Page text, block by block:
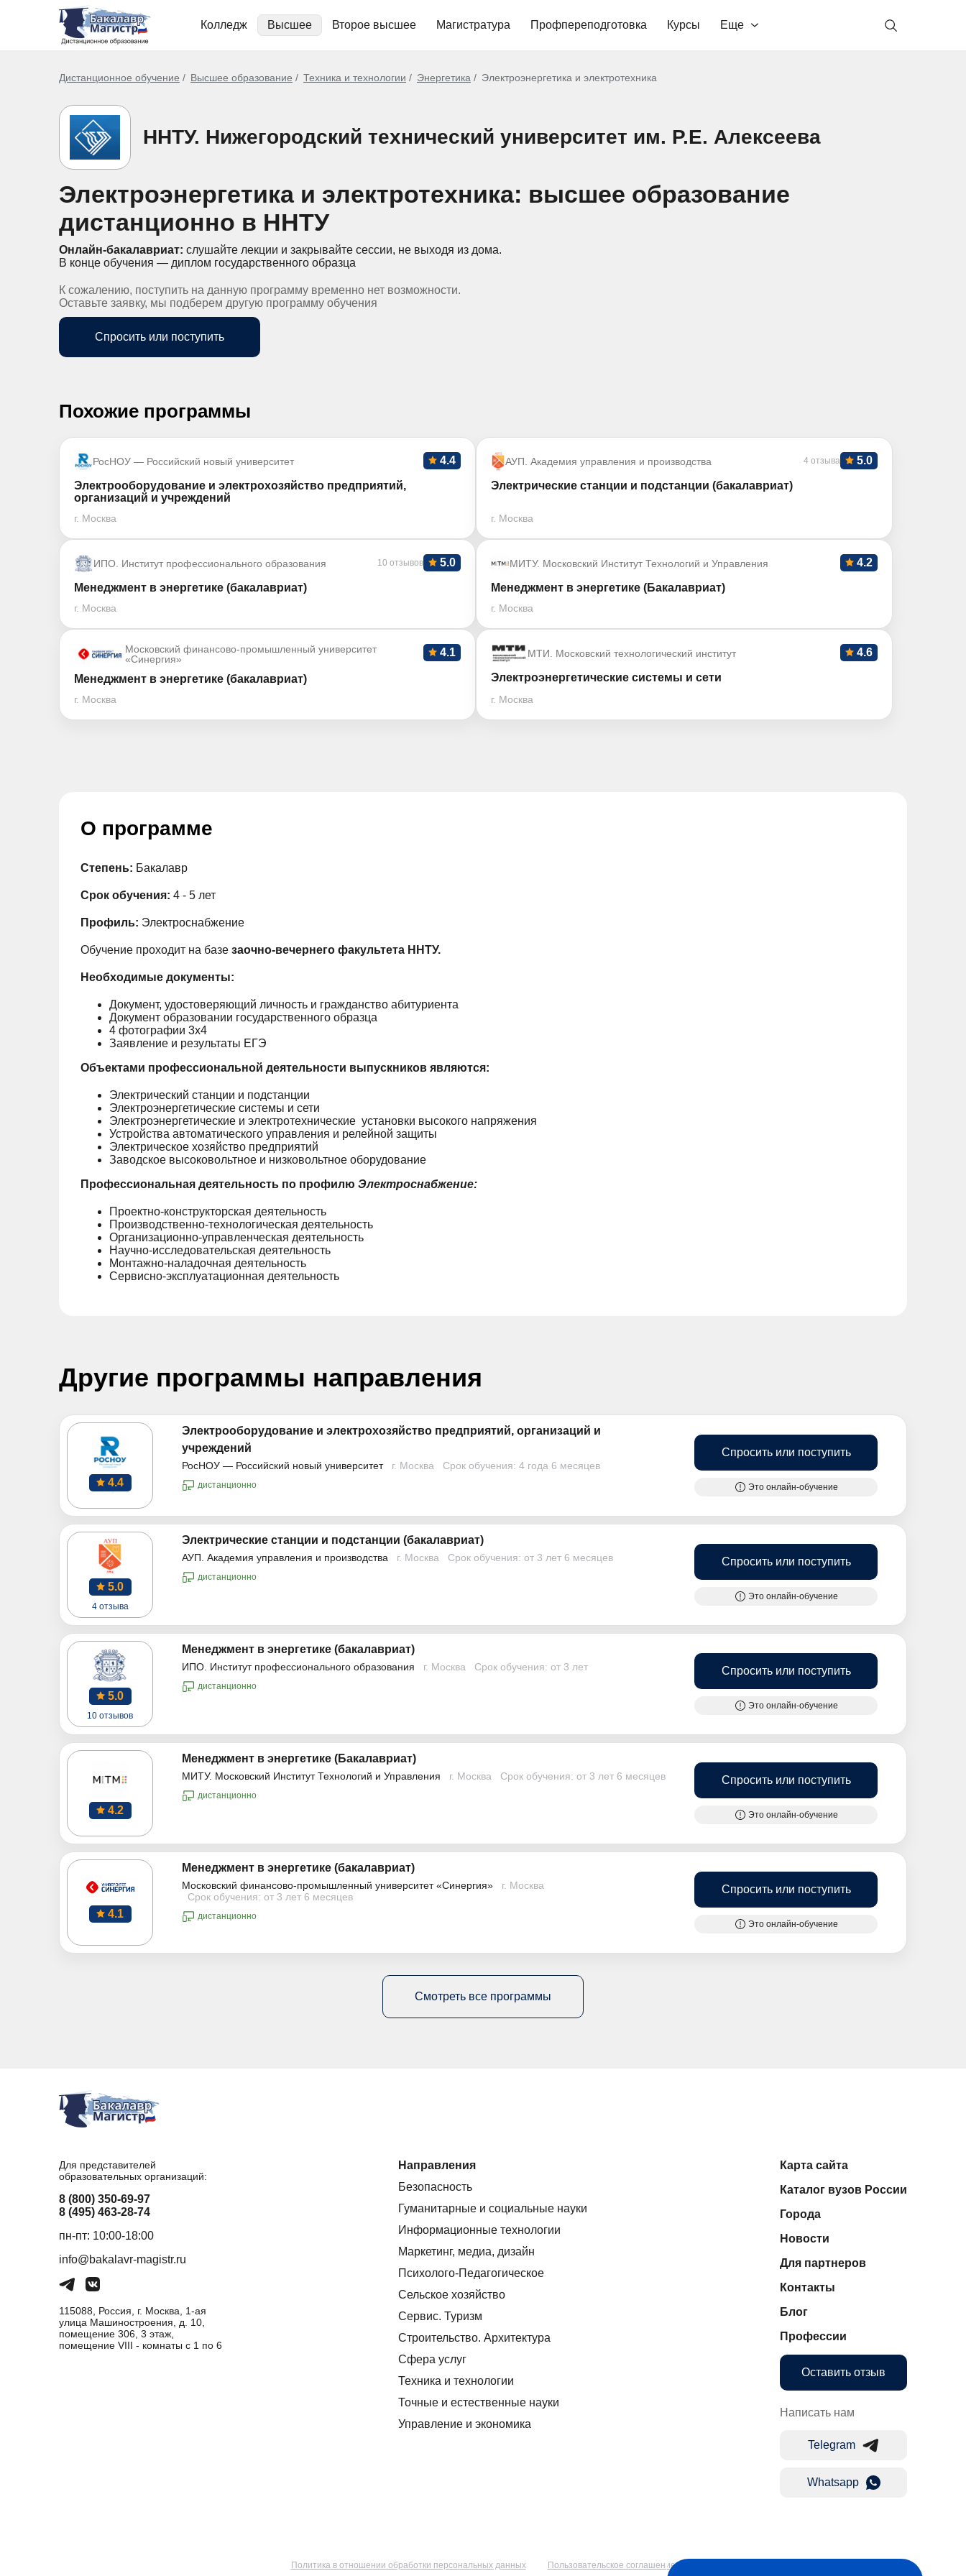
Колледж Высшее Второе высшее Магистратура Профпереподготовка Курсы Еще
Дистанционное обучение Высшее образование Техника и технологии Энергетика Электроэнергетика и электротехника
ННТУ. Нижегородский технический университет им. Р.Е. Алексеева
Электроэнергетика и электротехника: высшее образование
дистанционно в ННТУ
Онлайн-бакалавриат: слушайте лекции и закрывайте сессии, не выходя из дома.
В конце обучения — диплом государственного образца
К сожалению, поступить на данную программу временно нет возможности.
Оставьте заявку, мы подберем другую программу обучения
Спросить или поступить
Похожие программы
РосНОУ — Российский новый университет 4.4
Электрооборудование и электрохозяйство предприятий,
организаций и учреждений
г. Москва
АУП. Академия управления и производства 4 отзыва 5.0
Электрические станции и подстанции (бакалавриат)
г. Москва
ИПО. Институт профессионального образования 10 отзывов 5.0
Менеджмент в энергетике (бакалавриат)
г. Москва
МИТУ. Московский Институт Технологий и Управления 4.2
Менеджмент в энергетике (Бакалавриат)
г. Москва
Московский финансово-промышленный университет
«Синергия»
4.1
Менеджмент в энергетике (бакалавриат)
г. Москва
МТИ. Московский технологический институт 4.6
Электроэнергетические системы и сети
г. Москва
О программе
Степень: Бакалавр
Срок обучения: 4 - 5 лет
Профиль: Электроснабжение
Обучение проходит на базе заочно-вечернего факультета ННТУ.
Необходимые документы:
Документ, удостоверяющий личность и гражданство абитуриента
Документ образовании государственного образца
4 фотографии 3х4
Заявление и результаты ЕГЭ
Объектами профессиональной деятельности выпускников являются:
Электрический станции и подстанции
Электроэнергетические системы и сети
Электроэнергетические и электротехнические установки высокого напряжения
Устройства автоматического управления и релейной защиты
Электрическое хозяйство предприятий
Заводское высоковольтное и низковольтное оборудование
Профессиональная деятельность по профилю Электроснабжение:
Проектно-конструкторская деятельность
Производственно-технологическая деятельность
Организационно-управленческая деятельность
Научно-исследовательская деятельность
Монтажно-наладочная деятельность
Сервисно-эксплуатационная деятельность
Другие программы направления
4.4
Электрооборудование и электрохозяйство предприятий, организаций и
учреждений
РосНОУ — Российский новый университет г. Москва Срок обучения: 4 года 6 месяцев
дистанционно
Спросить или поступить
Это онлайн-обучение
5.0
4 отзыва
Электрические станции и подстанции (бакалавриат)
АУП. Академия управления и производства г. Москва Срок обучения: от 3 лет 6 месяцев
дистанционно
Спросить или поступить
Это онлайн-обучение
5.0
10 отзывов
Менеджмент в энергетике (бакалавриат)
ИПО. Институт профессионального образования г. Москва Срок обучения: от 3 лет
дистанционно
Спросить или поступить
Это онлайн-обучение
4.2
Менеджмент в энергетике (Бакалавриат)
МИТУ. Московский Институт Технологий и Управления г. Москва Срок обучения: от 3 лет 6 месяцев
дистанционно
Спросить или поступить
Это онлайн-обучение
4.1
Менеджмент в энергетике (бакалавриат)
Московский финансово-промышленный университет «Синергия»
г. Москва
Срок обучения: от 3 лет 6 месяцев
дистанционно
Спросить или поступить
Это онлайн-обучение
Смотреть все программы
Для представителей
образовательных организаций:
8 (800) 350-69-97
8 (495) 463-28-74
пн-пт: 10:00-18:00
info@bakalavr-magistr.ru
115088, Россия, г. Москва, 1-ая
улица Машиностроения, д. 10,
помещение 306, 3 этаж,
помещение VIII - комнаты с 1 по 6
Направления
Безопасность
Гуманитарные и социальные науки
Информационные технологии
Маркетинг, медиа, дизайн
Психолого-Педагогическое
Сельское хозяйство
Сервис. Туризм
Строительство. Архитектура
Сфера услуг
Техника и технологии
Точные и естественные науки
Управление и экономика
Карта сайта
Каталог вузов России
Города
Новости
Для партнеров
Контакты
Блог
Профессии
Оставить отзыв
Написать нам
Telegram
Whatsapp
Политика в отношении обработки персональных данных Пользовательское соглашение